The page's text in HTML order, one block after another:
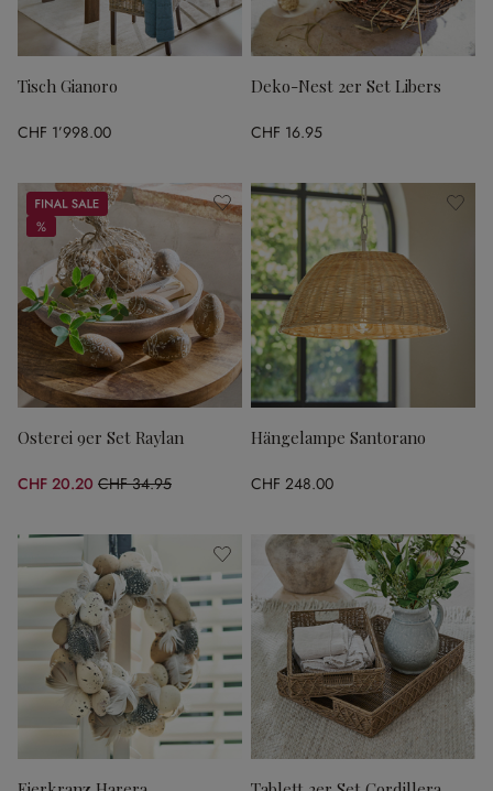
Tisch Gianoro
CHF 1’998.00
Deko-Nest 2er Set Libers
CHF 16.95
Sale
%
%
Osterei 9er Set Raylan
CHF 20.20 CHF 34.95
(42.2% gespart)
Hängelampe Santorano
CHF 248.00